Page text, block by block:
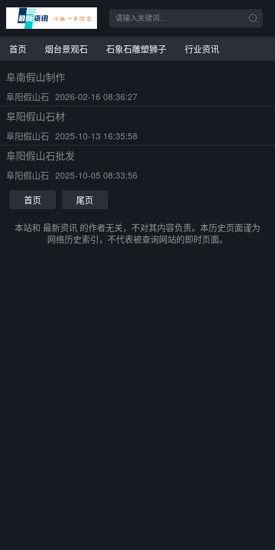
首页 烟台景观石 石象石雕塑狮子 行业资讯
阜南假山制作
阜阳假山石 2026-02-16 08:36:27
阜阳假山石材
阜阳假山石 2025-10-13 16:35:58
阜阳假山石批发
阜阳假山石 2025-10-05 08:33:56
首页
尾页
本站和 最新资讯 的作者无关，不对其内容负责。本历史页面谨为
网络历史索引，不代表被查询网站的即时页面。